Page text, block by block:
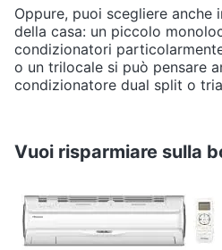
Oppure, puoi scegliere anche
della casa: un piccolo
condizionatori
o un trilocale si può pensare
condizionatore dual split o
Vuoi risparmiare sulla